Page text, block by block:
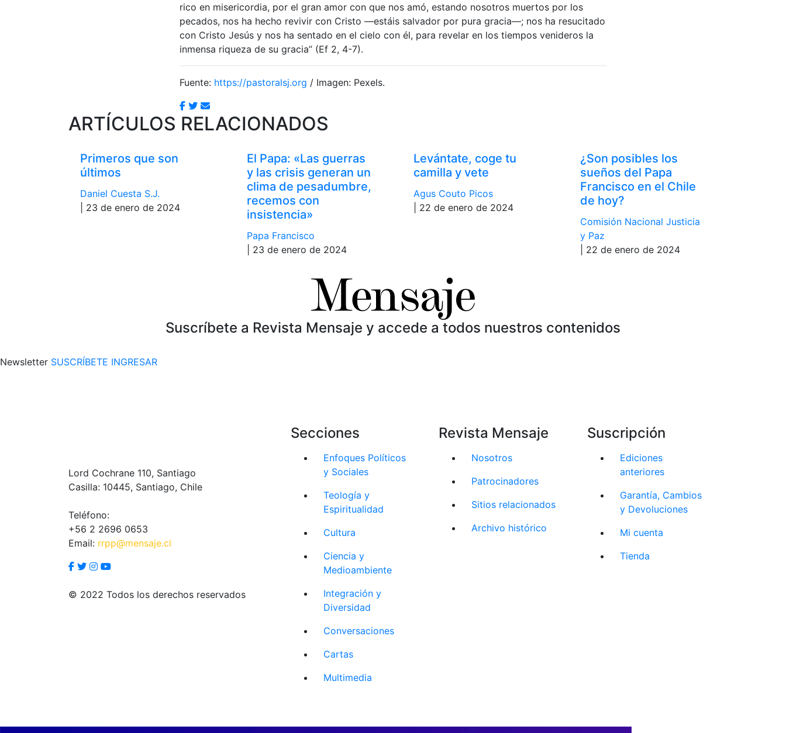
rico en misericordia, por el gran amor con que nos amó, estando nosotros muertos por los
pecados, nos ha hecho revivir con Cristo —estáis salvador por pura gracia—; nos ha resucitado
con Cristo Jesús y nos ha sentado en el cielo con él, para revelar en los tiempos venideros la
inmensa riqueza de su gracia” (Ef 2, 4-7).
Fuente: https://pastoralsj.org / Imagen: Pexels.
ARTÍCULOS RELACIONADOS
Primeros que son
últimos
Daniel Cuesta S.J.
| 23 de enero de 2024
El Papa: «Las guerras
y las crisis generan un
clima de pesadumbre,
recemos con
insistencia»
Papa Francisco
| 23 de enero de 2024
Levántate, coge tu
camilla y vete
Agus Couto Picos
| 22 de enero de 2024
¿Son posibles los
sueños del Papa
Francisco en el Chile
de hoy?
Comisión Nacional Justicia
y Paz
| 22 de enero de 2024
Suscríbete a Revista Mensaje y accede a todos nuestros contenidos
Newsletter SUSCRÍBETE INGRESAR
Lord Cochrane 110, Santiago
Casilla: 10445, Santiago, Chile
Teléfono:
+56 2 2696 0653
Email: rrpp@mensaje.cl
© 2022 Todos los derechos reservados
Secciones
Enfoques Políticos
y Sociales
Teología y
Espiritualidad
Cultura
Ciencia y
Medioambiente
Integración y
Diversidad
Conversaciones
Cartas
Multimedia
Revista Mensaje
Nosotros
Patrocinadores
Sitios relacionados
Archivo histórico
Suscripción
Ediciones
anteriores
Garantía, Cambios
y Devoluciones
Mi cuenta
Tienda